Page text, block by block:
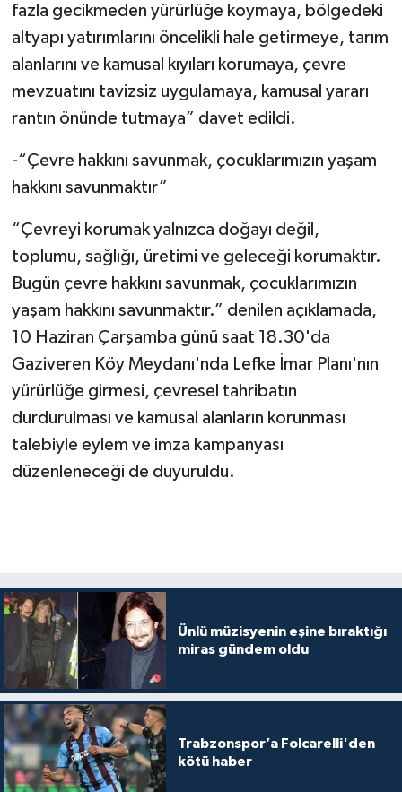
fazla gecikmeden yürürlüğe koymaya, bölgedeki
altyapı yatırımlarını öncelikli hale getirmeye, tarım
alanlarını ve kamusal kıyıları korumaya, çevre
mevzuatını tavizsiz uygulamaya, kamusal yararı
rantın önünde tutmaya” davet edildi.
-“Çevre hakkını savunmak, çocuklarımızın yaşam
hakkını savunmaktır”
“Çevreyi korumak yalnızca doğayı değil,
toplumu, sağlığı, üretimi ve geleceği korumaktır.
Bugün çevre hakkını savunmak, çocuklarımızın
yaşam hakkını savunmaktır.” denilen açıklamada,
10 Haziran Çarşamba günü saat 18.30'da
Gaziveren Köy Meydanı'nda Lefke İmar Planı'nın
yürürlüğe girmesi, çevresel tahribatın
durdurulması ve kamusal alanların korunması
talebiyle eylem ve imza kampanyası
düzenleneceği de duyuruldu.
Ünlü müzisyenin eşine bıraktığı
miras gündem oldu
Trabzonspor’a Folcarelli'den
kötü haber